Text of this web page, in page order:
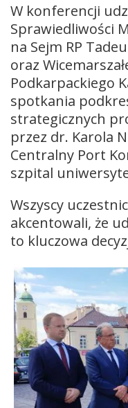
W konferencji
Sprawiedliwości
na Sejm RP
oraz
Podkarpackiego
spotkania
strategicznych
przez dr. Karola
Centralny Port
szpital
Wszyscy
akcentowali, że
to kluczowa